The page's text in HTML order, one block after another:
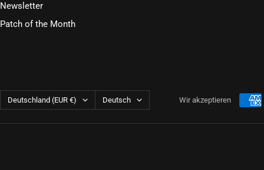
Newsletter
Patch of the Month
Land/Region
Deutschland (EUR €) Sprache
Deutsch Wir akzeptieren